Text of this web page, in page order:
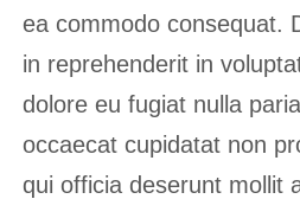
ea commodo consequat.
in reprehenderit in
dolore eu fugiat nulla
occaecat cupidatat non
qui officia deserunt mollit